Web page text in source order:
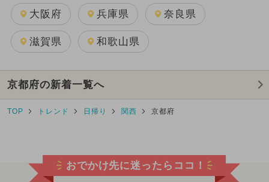
大阪府 兵庫県 奈良県
滋賀県 和歌山県
京都府の新着一覧へ
TOP トレンド 日帰り 関西 京都府
おでかけ先に迷ったらココ！